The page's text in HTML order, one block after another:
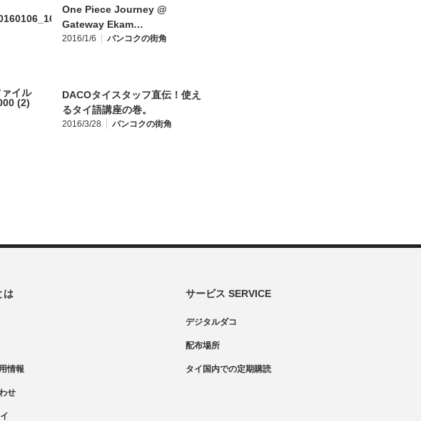
One Piece Journey @
Gateway Ekam…
2016/1/6 バンコクの街角
DACOタイスタッフ直伝！使え
るタイ語講座の巻。
2016/3/28 バンコクの街角
は
情報
せ
サービス SERVICE
デジタルダコ
配布場所
タイ国内での定期購読